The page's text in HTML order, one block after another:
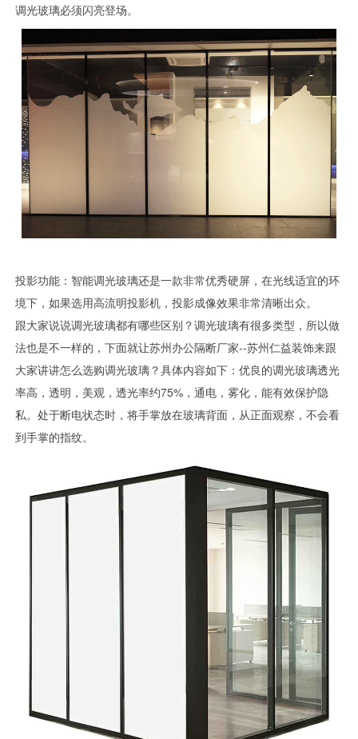
调光玻璃必须闪亮登场。
投影功能：智能调光玻璃还是一款非常优秀硬屏，在光线适宜的环
境下，如果选用高流明投影机，投影成像效果非常清晰出众。
跟大家说说调光玻璃都有哪些区别？调光玻璃有很多类型，所以做
法也是不一样的，下面就让苏州办公隔断厂家--苏州仁益装饰来跟
大家讲讲怎么选购调光玻璃？具体内容如下：优良的调光玻璃透光
率高，透明，美观，透光率约75%，通电，雾化，能有效保护隐
私。处于断电状态时，将手掌放在玻璃背面，从正面观察，不会看
到手掌的指纹。